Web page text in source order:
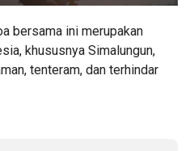
bersama ini merupakan
khususnya Simalungun,
tenteram, dan terhindar